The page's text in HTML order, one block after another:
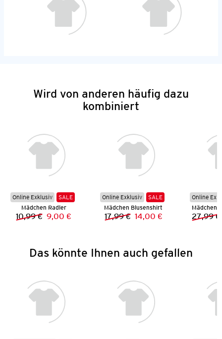
Wird von anderen häufig dazu
kombiniert
Online Exklusiv
SALE
Mädchen Radler
Vorheriger Preis:
10,99 € Neuer Preis:
9,00 €
Online Exklusiv
SALE
Mädchen Blusenshirt
Vorheriger Preis:
17,99 € Neuer Preis:
14,00 €
Online
Mädchen
27,99 €
Das könnte Ihnen auch gefallen